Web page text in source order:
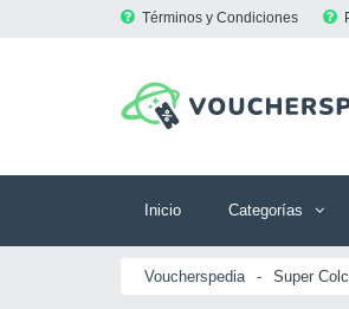
Términos y Condiciones
Inicio Categorías
Voucherspedia - Super